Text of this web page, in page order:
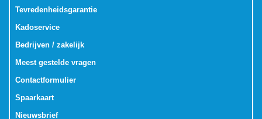
Tevredenheidsgarantie
Kadoservice
Bedrijven / zakelijk
Meest gestelde vragen
Contactformulier
Spaarkaart
Nieuwsbrief